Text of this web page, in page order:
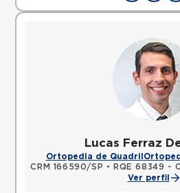
Lucas Ferraz
Ortopedia de Quadril
CRM 166590/SP •
RQE 68349 -
Ver perfil